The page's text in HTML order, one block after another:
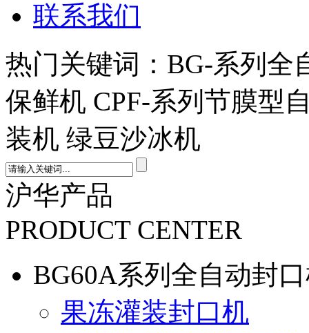
联系我们
热门关键词：BG-系列全
保鲜机 CPF-系列节膜型
装机 绿豆沙冰机
沪华产品
PRODUCT CENTER
BG60A系列全自动封
果冻灌装封口机